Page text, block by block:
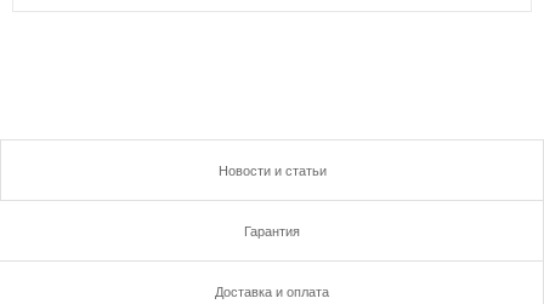
Новости и статьи
Гарантия
Доставка и оплата